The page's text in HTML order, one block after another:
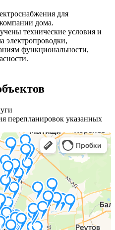
для
дома.
технические условия и
электропроводки,
функциональности,
перепланировок указанных